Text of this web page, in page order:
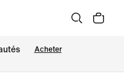
Acheter